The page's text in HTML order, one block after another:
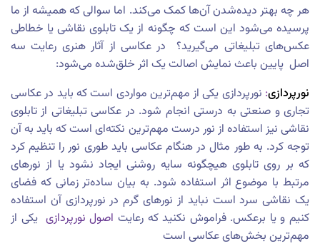
هر چه بهتر دیده‌شدن آن‌ها کمک می‌کند. اما سوالی که همیشه از ما
پرسیده می‌شود این است که چگونه از یک تابلوی نقاشی یا خطاطی
عکس‌های تبلیغاتی می‌گیرید؟ در عکاسی از آثار هنری رعایت سه
اصل پایین باعث نمایش اصالت یک اثر خلق‌شده می‌شود:
نورپردازی: نورپردازی یکی از مهم‌ترین مواردی است که باید در عکاسی
تجاری و صنعتی به درستی انجام شود. در عکاسی تبلیغاتی از تابلوی
نقاشی نیز استفاده از نور درست مهم‌ترین نکته‌ای است که باید به آن
توجه کرد. به طور مثال در هنگام عکاسی باید طوری نور را تنظیم کرد
که بر روی تابلوی هیچگونه سایه روشنی ایجاد نشود یا از نورهای
مرتبط با موضوع اثر استفاده شود. به بیان ساده‌تر زمانی که فضای
یک نقاشی سرد است نباید از نورهای گرم در نورپردازی آن استفاده
کنیم و یا برعکس. فراموش نکنید که رعایت اصول نورپردازی یکی از
مهم‌ترین بخش‌های عکاسی است